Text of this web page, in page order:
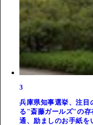
3
兵庫県知事選挙、注
る"斎藤ガールズ"の存
通、励ましのお手紙を